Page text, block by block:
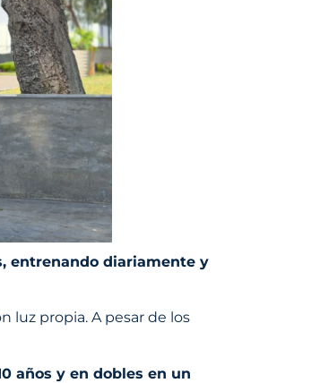
entrenando diariamente y
luz propia. A pesar de los
años y en dobles en un